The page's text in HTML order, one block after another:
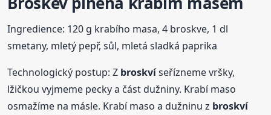
Ingredience: 120 g krabího masa, 4 broskve, 1 dl
smetany, mletý pepř, sůl, mletá sladká paprika
Technologický postup: Z broskvíseřízneme vršky,
lžičkou vyjmeme pecky a část dužniny. Krabí maso
osmažíme na másle. Krabí maso a dužninu z broskví